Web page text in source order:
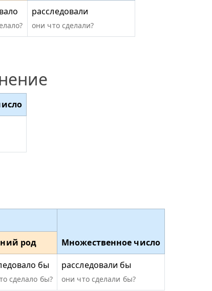
расследовали
они что сделали?
Множественное число
род
бы
сделало бы?
расследовали бы
они что сделали бы?